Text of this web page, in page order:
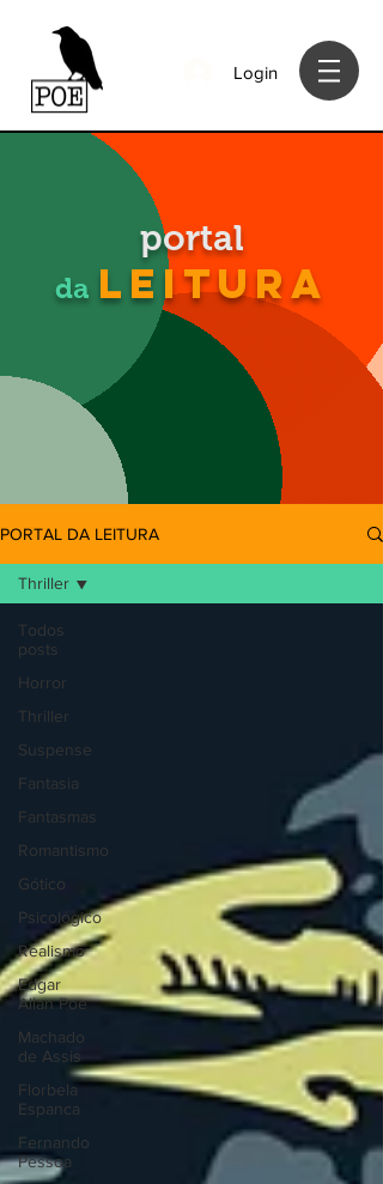
Login
portal
da LEITURA
PORTAL DA LEITURA
Todos
posts
Horror
Thriller
Suspense
Fantasia
Fantasmas
Romantismo
Gótico
Psicológico
Realismo
Edgar
Allan Poe
Machado
de Assis
Florbela
Espanca
Fernando
Pessoa
Thriller